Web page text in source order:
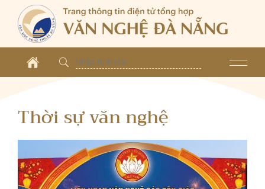
Thời sự văn nghệ